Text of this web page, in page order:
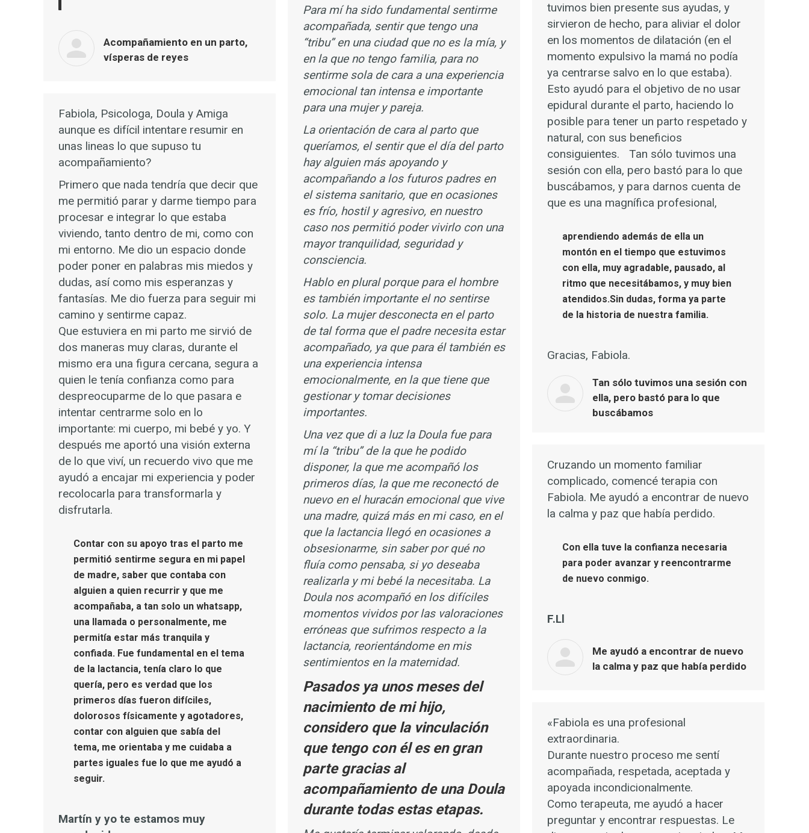
Acompañamiento en un parto,
vísperas de reyes
Para mí ha sido fundamental sentirme
acompañada, sentir que tengo una
“tribu” en una ciudad que no es la mía, y
en la que no tengo familia, para no
sentirme sola de cara a una experiencia
emocional tan intensa e importante
para una mujer y pareja.
La orientación de cara al parto que
queríamos, el sentir que el día del parto
hay alguien más apoyando y
acompañando a los futuros padres en
el sistema sanitario, que en ocasiones
es frío, hostil y agresivo, en nuestro
caso nos permitió poder vivirlo con una
mayor tranquilidad, seguridad y
consciencia.
Hablo en plural porque para el hombre
es también importante el no sentirse
solo. La mujer desconecta en el parto
de tal forma que el padre necesita estar
acompañado, ya que para él también es
una experiencia intensa
emocionalmente, en la que tiene que
gestionar y tomar decisiones
importantes.
Una vez que di a luz la Doula fue para
mí la “tribu” de la que he podido
disponer, la que me acompañó los
primeros días, la que me reconectó de
nuevo en el huracán emocional que vive
una madre, quizá más en mi caso, en el
que la lactancia llegó en ocasiones a
obsesionarme, sin saber por qué no
fluía como pensaba, si yo deseaba
realizarla y mi bebé la necesitaba. La
Doula nos acompañó en los difíciles
momentos vividos por las valoraciones
erróneas que sufrimos respecto a la
lactancia, reorientándome en mis
sentimientos en la maternidad.
Pasados ya unos meses del
nacimiento de mi hijo,
considero que la vinculación
que tengo con él es en gran
parte gracias al
acompañamiento de una Doula
durante todas estas etapas.
tuvimos bien presente sus ayudas, y
sirvieron de hecho, para aliviar el dolor
en los momentos de dilatación (en el
momento expulsivo la mamá no podía
ya centrarse salvo en lo que estaba).
Esto ayudó para el objetivo de no usar
epidural durante el parto, haciendo lo
posible para tener un parto respetado y
natural, con sus beneficios
consiguientes. Tan sólo tuvimos una
sesión con ella, pero bastó para lo que
buscábamos, y para darnos cuenta de
que es una magnífica profesional,
aprendiendo además de ella un
montón en el tiempo que estuvimos
con ella, muy agradable, pausado, al
ritmo que necesitábamos, y muy bien
atendidos.Sin dudas, forma ya parte
de la historia de nuestra familia.
Gracias, Fabiola.
Tan sólo tuvimos una sesión con
ella, pero bastó para lo que
buscábamos
Fabiola, Psicologa, Doula y Amiga
aunque es difícil intentare resumir en
unas lineas lo que supuso tu
acompañamiento?
Primero que nada tendría que decir que
me permitió parar y darme tiempo para
procesar e integrar lo que estaba
viviendo, tanto dentro de mi, como con
mi entorno. Me dio un espacio donde
poder poner en palabras mis miedos y
dudas, así como mis esperanzas y
fantasías. Me dio fuerza para seguir mi
camino y sentirme capaz.
Que estuviera en mi parto me sirvió de
dos maneras muy claras, durante el
mismo era una figura cercana, segura a
quien le tenía confianza como para
despreocuparme de lo que pasara e
intentar centrarme solo en lo
importante: mi cuerpo, mi bebé y yo. Y
después me aportó una visión externa
de lo que viví, un recuerdo vivo que me
ayudó a encajar mi experiencia y poder
recolocarla para transformarla y
disfrutarla.
Contar con su apoyo tras el parto me
permitió sentirme segura en mi papel
de madre, saber que contaba con
alguien a quien recurrir y que me
acompañaba, a tan solo un whatsapp,
una llamada o personalmente, me
permitía estar más tranquila y
confiada. Fue fundamental en el tema
de la lactancia, tenía claro lo que
quería, pero es verdad que los
primeros días fueron difíciles,
dolorosos físicamente y agotadores,
contar con alguien que sabía del
tema, me orientaba y me cuidaba a
partes iguales fue lo que me ayudó a
seguir.
Martín y yo te estamos muy
Cruzando un momento familiar
complicado, comencé terapia con
Fabiola. Me ayudó a encontrar de nuevo
la calma y paz que había perdido.
Con ella tuve la confianza necesaria
para poder avanzar y reencontrarme
de nuevo conmigo.
F.Ll
Me ayudó a encontrar de nuevo
la calma y paz que había perdido
«Fabiola es una profesional
extraordinaria.
Durante nuestro proceso me sentí
acompañada, respetada, aceptada y
apoyada incondicionalmente.
Como terapeuta, me ayudó a hacer
preguntar y encontrar respuestas. Le